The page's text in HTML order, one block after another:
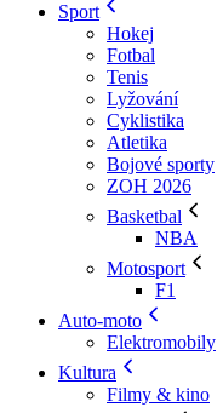
Sport
Hokej
Fotbal
Tenis
Lyžování
Cyklistika
Atletika
Bojové sporty
ZOH 2026
Basketbal
NBA
Motosport
F1
Auto-moto
Elektromobily
Kultura
Filmy & kino